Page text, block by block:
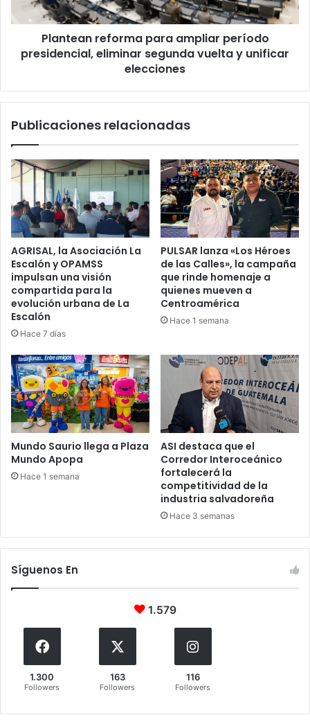
segunda
vuelta
unificar
Plantean reforma para ampliar período
presidencial, eliminar segunda vuelta y unificar
elecciones
Publicaciones relacionadas
AGRISAL, la Asociación La
Escalón y OPAMSS
impulsan una visión
compartida para la
evolución urbana de La
Escalón
Hace 7 días
PULSAR lanza «Los Héroes
de las Calles», la campaña
que rinde homenaje a
quienes mueven a
Centroamérica
Hace 1 semana
Mundo Saurio llega a Plaza
Mundo Apopa
Hace 1 semana
ASI destaca que el
Corredor Interoceánico
fortalecerá la
competitividad de la
industria salvadoreña
Hace 3 semanas
Síguenos En
1.579
1.300
Followers
163
Followers
116
Followers